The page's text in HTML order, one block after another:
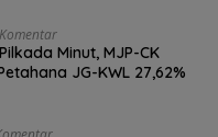
Minut, MJP-CK
JG-KWL 27,62%